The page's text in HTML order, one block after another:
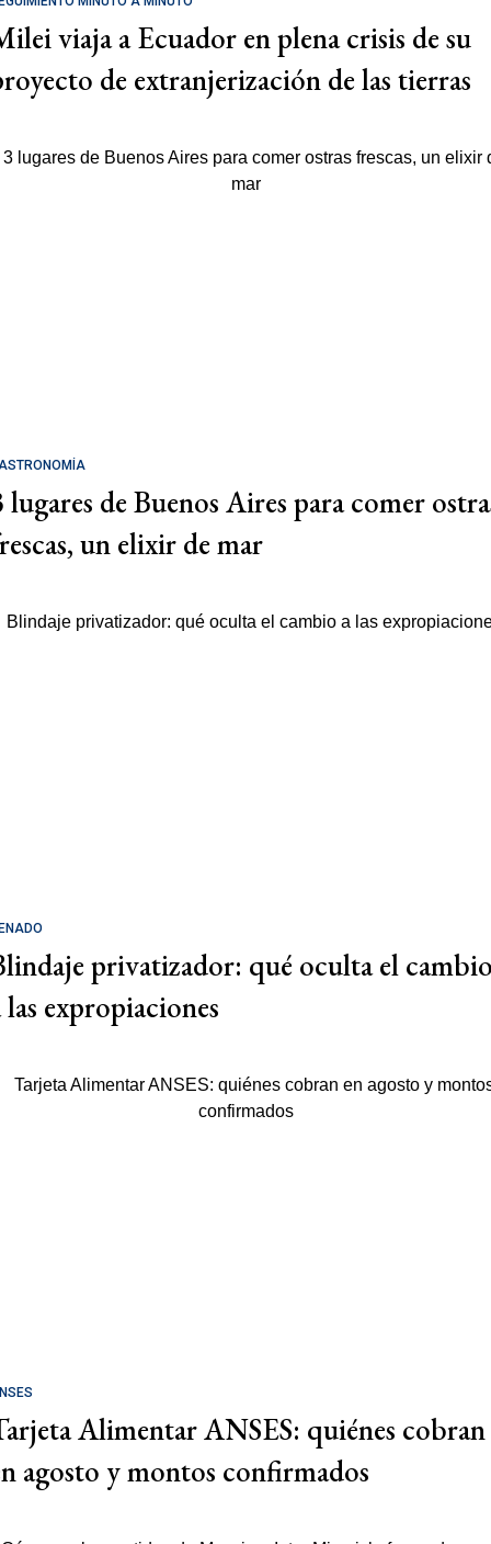
viaja a Ecuador en plena crisis de su
de extranjerización de las tierras
lugares de Buenos Aires para comer
un elixir de mar
privatizador: qué oculta el
las expropiaciones
Alimentar ANSES: quiénes cobran
agosto y montos confirmados